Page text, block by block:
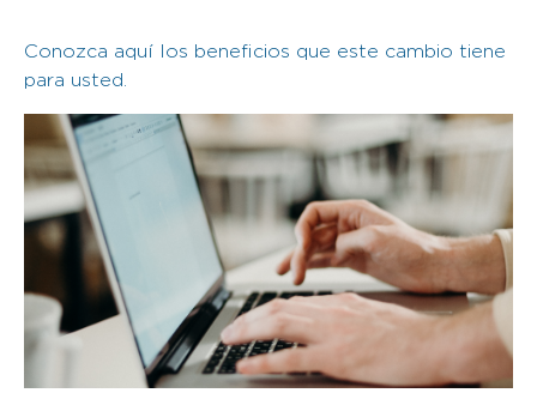
Conozca aquí los beneficios que este cambio tiene
para usted.